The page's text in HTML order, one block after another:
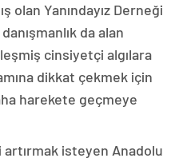
olan Yanındayız Derneği
da alan
cinsiyetçi algılara
dikkat çekmek için
harekete geçmeye
isteyen Anadolu